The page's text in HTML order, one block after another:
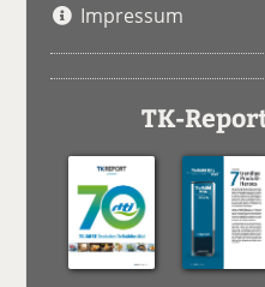
Impressum
TK-